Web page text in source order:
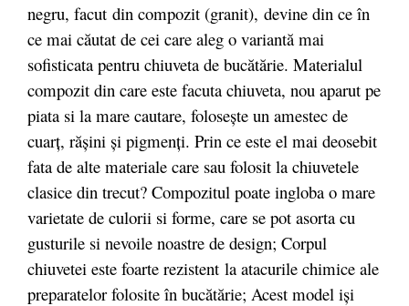
negru, facut din compozit (granit), devine din ce în
ce mai căutat de cei care aleg o variantă mai
sofisticata pentru chiuveta de bucătărie. Materialul
compozit din care este facuta chiuveta, nou aparut pe
piata si la mare cautare, folosește un amestec de
cuarț, rășini și pigmenți. Prin ce este el mai deosebit
fata de alte materiale care sau folosit la chiuvetele
clasice din trecut? Compozitul poate ingloba o mare
varietate de culorii si forme, care se pot asorta cu
gusturile si nevoile noastre de design; Corpul
chiuvetei este foarte rezistent la atacurile chimice ale
preparatelor folosite în bucătărie; Acest model iși